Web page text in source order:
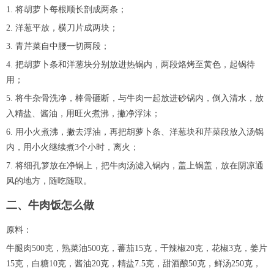
1. 将胡萝卜每根顺长剖成两条；
2. 洋葱平放，横刀片成两块；
3. 青芹菜自中腰一切两段；
4. 把胡萝卜条和洋葱块分别放进热锅内，两段烙烤至黄色，起锅待
用；
5. 将牛杂骨洗净，棒骨砸断，与牛肉一起放进砂锅内，倒入清水，放
入精盐、酱油，用旺火煮沸，撇净浮沫；
6. 用小火煮沸，撇去浮油，再把胡萝卜条、洋葱块和芹菜段放入汤锅
内，用小火继续煮3个小时，离火；
7. 将细孔箩放在净锅上，把牛肉汤滤入锅内，盖上锅盖，放在阴凉通
风的地方，随吃随取。
二、牛肉饭怎么做
原料：
牛腿肉500克，熟菜油500克，蕃茄15克，干辣椒20克，花椒3克，姜片
15克，白糖10克，酱油20克，精盐7.5克，甜酒酿50克，鲜汤250克，